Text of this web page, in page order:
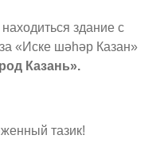
здание с
«Иске шәһәр Казан»
Казань».
тазик!